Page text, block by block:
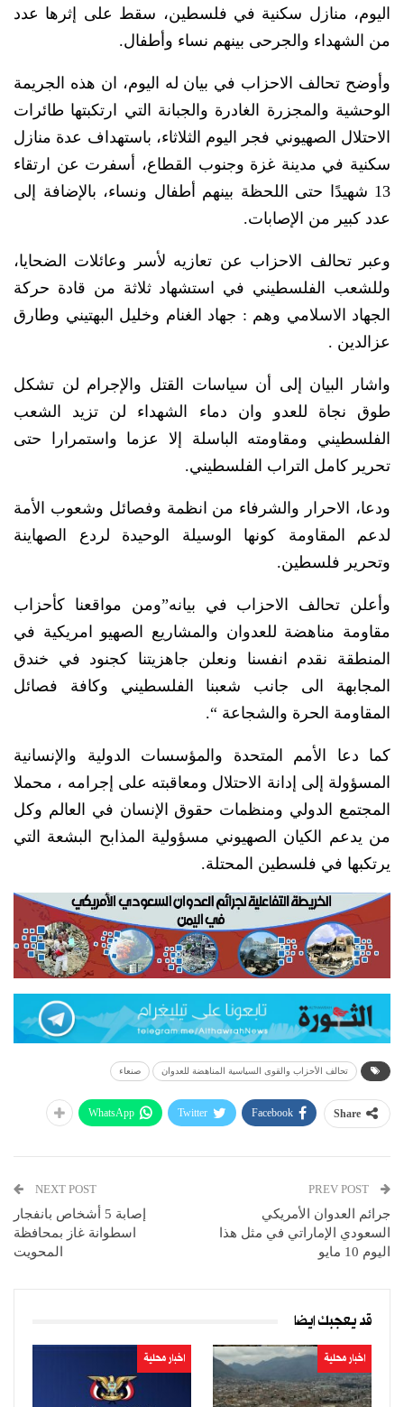
اليوم، منازل سكنية في فلسطين، سقط على إثرها عدد
من الشهداء والجرحى بينهم نساء وأطفال.
وأوضح تحالف الاحزاب في بيان له اليوم، ان هذه الجريمة
الوحشية والمجزرة الغادرة والجبانة التي ارتكبتها طائرات
الاحتلال الصهيوني فجر اليوم الثلاثاء، باستهداف عدة منازل
سكنية في مدينة غزة وجنوب القطاع، أسفرت عن ارتقاء
13 شهيدًا حتى اللحظة بينهم أطفال ونساء، بالإضافة إلى
عدد كبير من الإصابات.
وعبر تحالف الاحزاب عن تعازيه لأسر وعائلات الضحايا،
وللشعب الفلسطيني في استشهاد ثلاثة من قادة حركة
الجهاد الاسلامي وهم : جهاد الغنام وخليل البهتيني وطارق
عزالدين .
واشار البيان إلى أن سياسات القتل والإجرام لن تشكل
طوق نجاة للعدو وان دماء الشهداء لن تزيد الشعب
الفلسطيني ومقاومته الباسلة إلا عزما واستمرارا حتى
تحرير كامل التراب الفلسطيني.
ودعا، الاحرار والشرفاء من انظمة وفصائل وشعوب الأمة
لدعم المقاومة كونها الوسيلة الوحيدة لردع الصهاينة
وتحرير فلسطين.
وأعلن تحالف الاحزاب في بيانه”ومن مواقعنا كأحزاب
مقاومة مناهضة للعدوان والمشاريع الصهيو امريكية في
المنطقة نقدم انفسنا ونعلن جاهزيتنا كجنود في خندق
المجابهة الى جانب شعبنا الفلسطيني وكافة فصائل
المقاومة الحرة والشجاعة “.
كما دعا الأمم المتحدة والمؤسسات الدولية والإنسانية
المسؤولة إلى إدانة الاحتلال ومعاقبته على إجرامه ، محملا
المجتمع الدولي ومنظمات حقوق الإنسان في العالم وكل
من يدعم الكيان الصهيوني مسؤولية المذابح البشعة التي
يرتكبها في فلسطين المحتلة.
تحالف الأحزاب والقوى السياسية المناهضة للعدوان صنعاء
Share
Facebook
Twitter
WhatsApp
جرائم العدوان الأمريكي
السعودي الإماراتي في مثل هذا
اليوم 10 مايو
NEXT POST
إصابة 5 أشخاص بانفجار
اسطوانة غاز بمحافظة
المحويت
قد يعجبك ايضا
اخبار محلية اخبار محلية